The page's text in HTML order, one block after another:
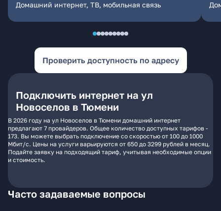
Домашний интернет, ТВ, мобильная связь
Проверить доступность по адресу
Подключить интернет на ул
Новоселов в Тюмени
В 2026 году на ул Новоселов в Тюмени домашний интернет
предлагают 7 провайдеров. Общее количество доступных тарифов -
173. Вы можете выбрать подключение со скоростью от 100 до 1000
Мбит/с. Цены на услуги варьируются от 650 до 3299 рублей в месяц.
Подайте заявку на подходящий тариф, учитывая необходимые опции
и стоимость.
Часто задаваемые вопросы